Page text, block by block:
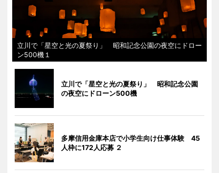
立川で「星空と光の夏祭り」 昭和記念公園の夜空にドロー
ン500機１
立川で「星空と光の夏祭り」 昭和記念公園
の夜空にドローン500機
多摩信用金庫本店で小学生向け仕事体験 45
人枠に172人応募 ２